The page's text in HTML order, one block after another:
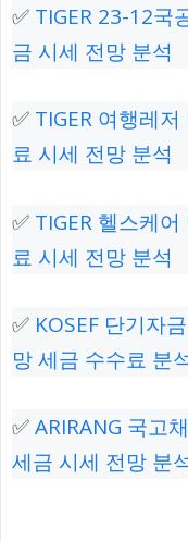
✅ TIGER 23-12국
금 시세 전망 분석
✅ TIGER 여행레
료 시세 전망 분석
✅ TIGER 헬스케
료 시세 전망 분석
✅ KOSEF 단기자
망 세금 수수료 분
✅ARIRANG 국고
세금 시세 전망 분